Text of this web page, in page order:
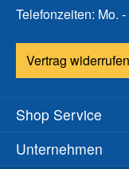
Telefonzeiten: Mo.
Vertrag widerrufen
Shop Service
Unternehmen